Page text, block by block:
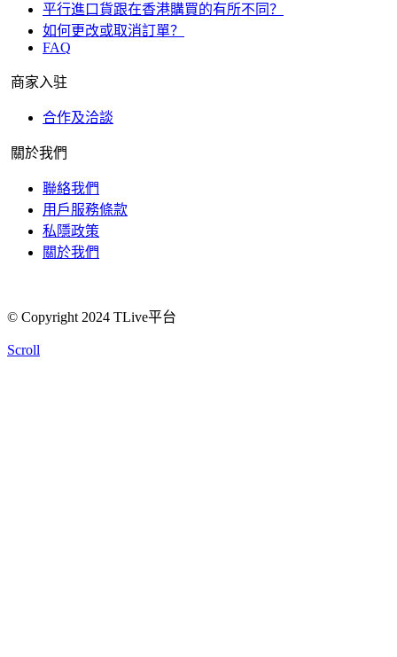
平行進口貨跟在香港購買的有所不同？
如何更改或取消訂單？
FAQ
商家入驻
合作及洽談
關於我們
聯絡我們
用戶服務條款
私隱政策
關於我們
© Copyright 2024 TLive平台
Scroll